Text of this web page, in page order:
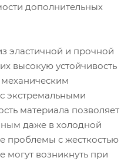
дополнительных
эластичной и прочной
высокую устойчивость
экстремальными
материала позволяет
даже в холодной
проблемы с жесткостью
возникнуть при